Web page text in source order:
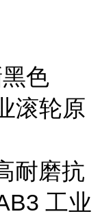
色
滚轮原
耐磨抗
工业